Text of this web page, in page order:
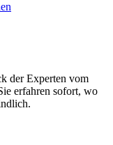
der Experten vom
erfahren sofort, wo